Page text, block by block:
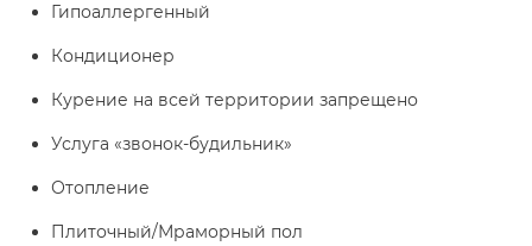
Гипоаллергенный
Кондиционер
Курение на всей территории запрещено
Услуга «звонок-будильник»
Отопление
Плиточный/Мраморный пол